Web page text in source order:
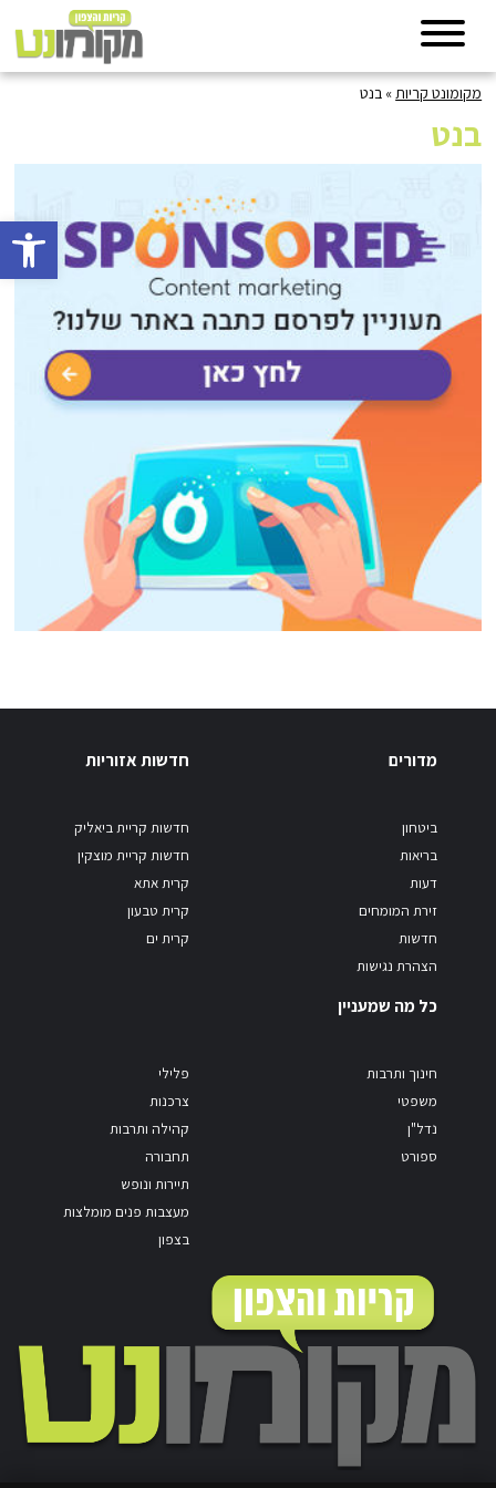
פתח
מקומונט קריות » בנט
בנט
מדורים
ביטחון
בריאות
דעות
זירת המומחים
חדשות
הצהרת נגישות
חדשות אזוריות
חדשות קריית ביאליק
חדשות קריית מוצקין
קרית אתא
קרית טבעון
קרית ים
כל מה שמעניין
חינוך ותרבות
משפטי
נדל"ן
ספורט
פלילי
צרכנות
קהילה ותרבות
תחבורה
תיירות ונופש
מעצבות פנים מומלצות
בצפון